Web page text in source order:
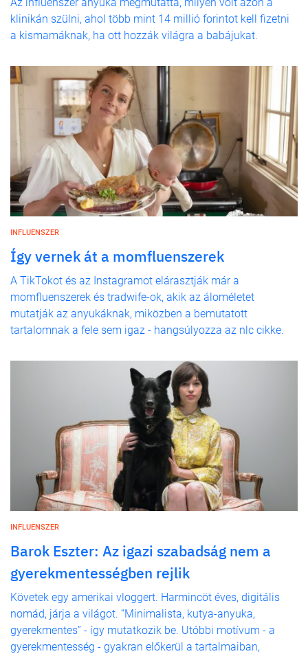
klinikán szülni, ahol több mint 14 millió forintot kell fizetni
a kismamáknak, ha ott hozzák világra a babájukat.
INFLUENSZER
Így vernek át a momfluenszerek
A TikTokot és az Instagramot elárasztják már a
momfluenszerek és tradwife-ok, akik az áloméletet
mutatják az anyukáknak, miközben a bemutatott
tartalomnak a fele sem igaz - hangsúlyozza az nlc cikke.
INFLUENSZER
Barok Eszter: Az igazi szabadság nem a
gyerekmentességben rejlik
Követek egy amerikai vloggert. Harmincöt éves, digitális
nomád, járja a világot. “Minimalista, kutya-anyuka,
gyerekmentes” - így mutatkozik be. Utóbbi motívum - a
gyerekmentesség - gyakran előkerül a tartalmaiban,